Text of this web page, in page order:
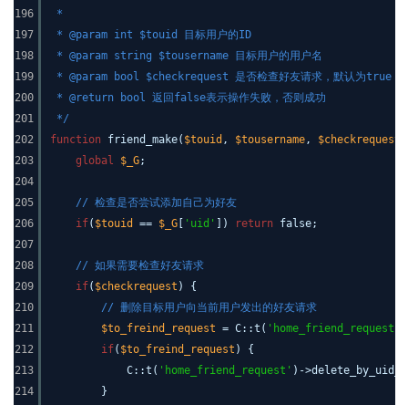
196
197
198
199
200
201
202
203
204
205
206
207
208
209
210
211
212
213
214
*
* @param int $touid 目标用户的ID
* @param string $tousername 目标用户的用户名
* @param bool $checkrequest 是否检查好友请求，默认为true
* @return bool 返回false表示操作失败，否则成功
*/
function friend_make( $touid , $tousername, $checkrequest
global
$_G;
// 检查是否尝试添加自己为好友
if( $touid == $_G 'uid' ]) return false;
// 如果需要检查好友请求
if( $checkrequest ) {
// 删除目标用户向当前用户发出的好友请求
$to_freind_request = C::t( 'home_friend_request'
if( $to_freind_request ) {
C::t( 'home_friend_request' )-
}